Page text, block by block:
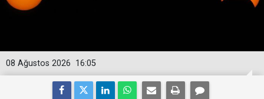
16:05
08 Ağustos 2026